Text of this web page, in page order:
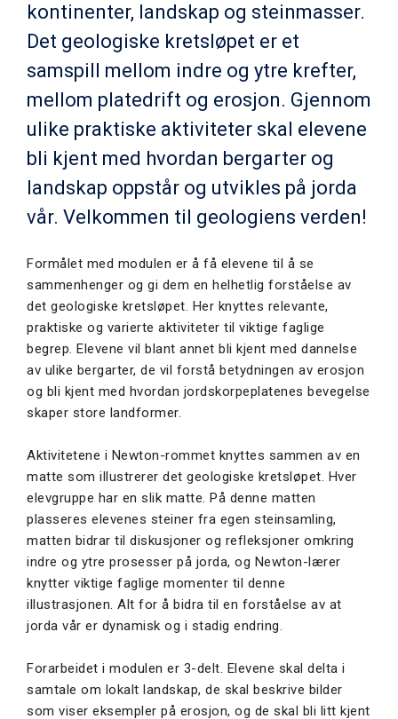
kontinenter, landskap og steinmasser.
Det geologiske kretsløpet er et
samspill mellom indre og ytre krefter,
mellom platedrift og erosjon. Gjennom
ulike praktiske aktiviteter skal elevene
bli kjent med hvordan bergarter og
landskap oppstår og utvikles på jorda
vår. Velkommen til geologiens verden!
Formålet med modulen er å få elevene til å se
sammenhenger og gi dem en helhetlig forståelse av
det geologiske kretsløpet. Her knyttes relevante,
praktiske og varierte aktiviteter til viktige faglige
begrep. Elevene vil blant annet bli kjent med dannelse
av ulike bergarter, de vil forstå betydningen av erosjon
og bli kjent med hvordan jordskorpeplatenes bevegelse
skaper store landformer.
Aktivitetene i Newton-rommet knyttes sammen av en
matte som illustrerer det geologiske kretsløpet. Hver
elevgruppe har en slik matte. På denne matten
plasseres elevenes steiner fra egen steinsamling,
matten bidrar til diskusjoner og refleksjoner omkring
indre og ytre prosesser på jorda, og Newton-lærer
knytter viktige faglige momenter til denne
illustrasjonen. Alt for å bidra til en forståelse av at
jorda vår er dynamisk og i stadig endring.
Forarbeidet i modulen er 3-delt. Elevene skal delta i
samtale om lokalt landskap, de skal beskrive bilder
som viser eksempler på erosjon, og de skal bli litt kjent